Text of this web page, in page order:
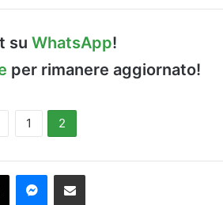
su WhatsApp!
per rimanere aggiornato!
1 2
X Messenger
Condividi via Email